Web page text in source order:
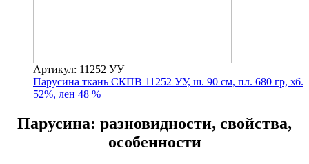
Артикул: 11252 УУ
Парусина ткань СКПВ 11252 УУ, ш. 90 см, пл. 680 гр, хб.
52%, лен 48 %
Парусина: разновидности, свойства,
особенности